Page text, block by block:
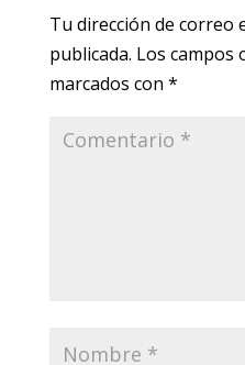
Tu dirección de correo
publicada. Los campos
marcados con *